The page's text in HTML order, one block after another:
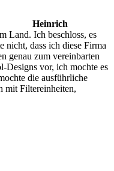
Heinrich
Land. Ich beschloss, es
nicht, dass ich diese Firma
genau zum vereinbarten
Designs vor, ich mochte es
die ausführliche
mit Filtereinheiten,